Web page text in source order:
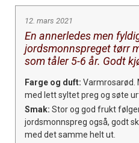
12. mars 2021
En annerledes men
jordsmonnspreget tørr
som tåler 5-6 år. Godt
Farge og duft:
med lett syltet preg og søte
Smak: Stor og god frukt
jordsmonnspreg også, godt
med det samme helt ut.